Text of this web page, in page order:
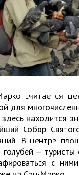
считается
для
находится
Собор
В центре
голубей —
с